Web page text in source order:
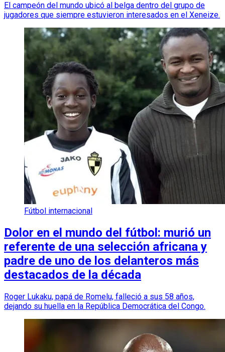
El campeón del mundo ubicó al belga dentro del grupo de
jugadores que siempre estuvieron interesados en el Xeneize.
Fútbol internacional
Dolor en el mundo del fútbol: murió un
referente de una selección africana y
padre de uno de los delanteros más
destacados de la década
Roger Lukaku, papá de Romelu, falleció a sus 58 años,
dejando su huella en la República Democrática del Congo.